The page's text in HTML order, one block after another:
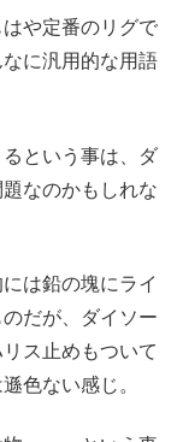
や定番のリグで
に汎用的な用語
という事は、ダ
なのかもしれな
は鉛の塊にライ
だが、ダイソー
ス止めもついて
色ない感じ。